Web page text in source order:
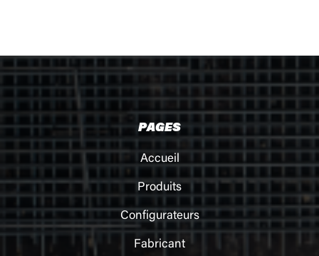
PAGES
Accueil
Produits
Configurateurs
Fabricant